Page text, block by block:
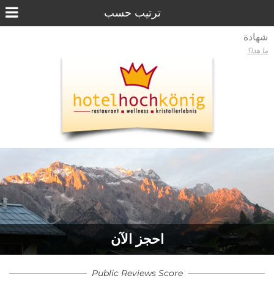
احجز الآن
Public Reviews Score
شهادة
ما هذا؟